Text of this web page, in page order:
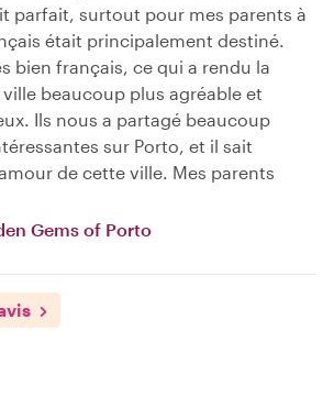
parfait, surtout pour mes parents à
était principalement destiné.
bien français, ce qui a rendu la
beaucoup plus agréable et
Ils nous a partagé beaucoup
sur Porto, et il sait
de cette ville. Mes parents
Gems of Porto